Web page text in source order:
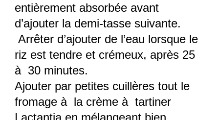
entièrement absorbée avant
d’ajouter la demi-tasse suivante.
Arrêter d’ajouter de l’eau lorsque le
riz est tendre et crémeux, après 25
à 30 minutes.
Ajouter par petites cuillères tout le
fromage à la crème à tartiner
Lactantia en mélangeant bien.